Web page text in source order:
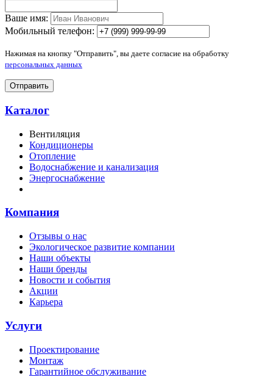
Ваше имя:
Мобильный телефон:
Нажимая на кнопку "Отправить", вы даете согласие на обработку
персональных данных
Отправить
Каталог
Вентиляция
Кондиционеры
Отопление
Водоснабжение и канализация
Энергоснабжение
Компания
Отзывы о нас
Экологическое развитие компании
Наши объекты
Наши бренды
Новости и события
Акции
Карьера
Услуги
Проектирование
Монтаж
Гарантийное обслуживание